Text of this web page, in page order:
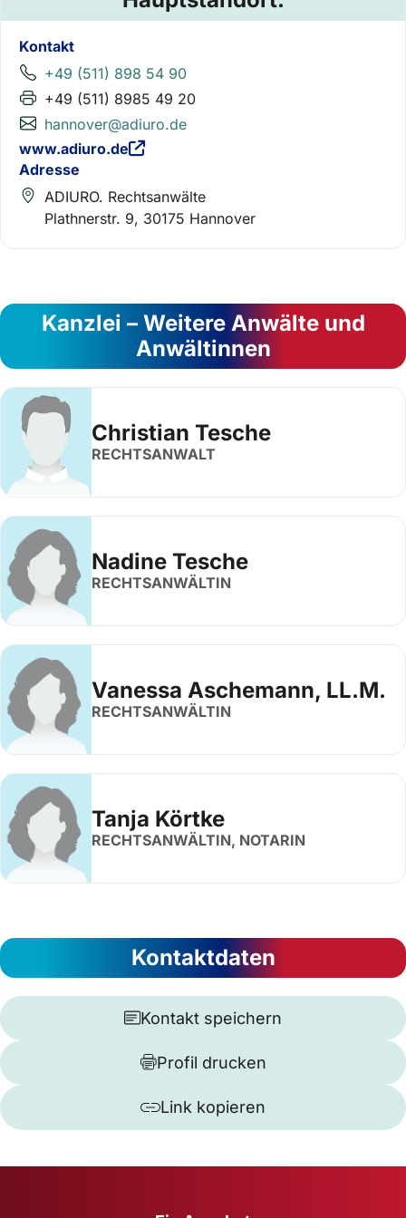
Kontakt
+49 (511) 898 54 90
+49 (511) 8985 49 20
hannover@adiuro.de
www.adiuro.de
Adresse
ADIURO. Rechtsanwälte
Plathnerstr. 9, 30175 Hannover
Kanzlei – Weitere Anwälte und
Anwältinnen
Christian Tesche
RECHTSANWALT
Nadine Tesche
RECHTSANWÄLTIN
Vanessa Aschemann, LL.M.
RECHTSANWÄLTIN
Tanja Körtke
RECHTSANWÄLTIN, NOTARIN
Kontaktdaten
Kontakt speichern
Profil drucken
Link kopieren